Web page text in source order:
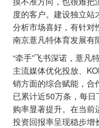
度的客户。建设独立
分析市场喜好，有针对
南京薏凡特体育发展有
“牵手”飞书深诺，薏凡
主流媒体优化投放、
销方面的综合赋能，合
已累计近50万条，每
购率显著提升。在当前
投资回报率呈现稳步增